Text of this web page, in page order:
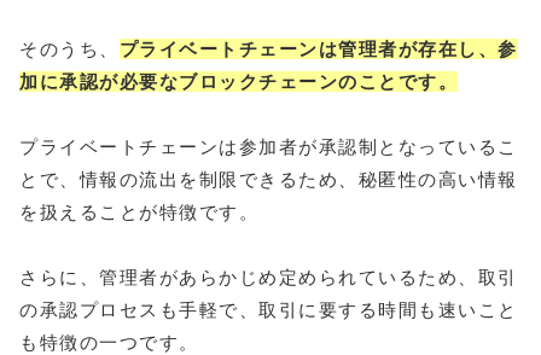
そのうち、 プライベートチェーンは管理者が存在し、参
加に承認が必要なブロックチェーンのことです。
プライベートチェーンは参加者が承認制となっているこ
とで、情報の流出を制限できるため、秘匿性の高い情報
を扱えることが特徴です。
さらに、管理者があらかじめ定められているため、取引
の承認プロセスも手軽で、取引に要する時間も速いこと
も特徴の一つです。